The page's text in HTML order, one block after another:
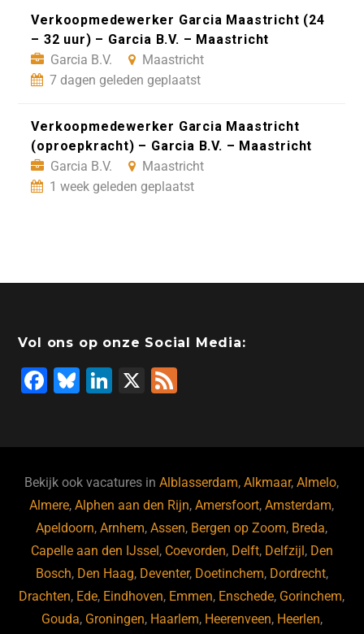
Verkoopmedewerker Garcia Maastricht (24
– 32 uur) – Garcia B.V. – Maastricht
Garcia B.V.
Maastricht
7 dagen geleden geplaatst
Verkoopmedewerker Garcia Maastricht
(oproepkracht) – Garcia B.V. – Maastricht
Garcia B.V.
Maastricht
1 week geleden geplaatst
Vol ons op onze Social Media:
F
b
o
o
k
Bl
ky
Li
dI
n
X
Bekijk ook vacatures inAlblasserdam,Alkmaar,Almelo,
Almere,Alphen aan den Rijn,Amersfoort,Amsterdam,
Apeldoorn,Arnhem,Assen, Bergen op Zoom, Breda,
Capelle aan den IJssel, Coevorden, Delft, Delfzijl, Den
Bosch, Den Haag, Deventer, Doetinchem, Dordrecht,
Drachten, Ede, Eindhoven, Emmen, Enschede, Gorinchem,
Gouda, Groningen, Haarlem, Heerenveen, Heerlen,